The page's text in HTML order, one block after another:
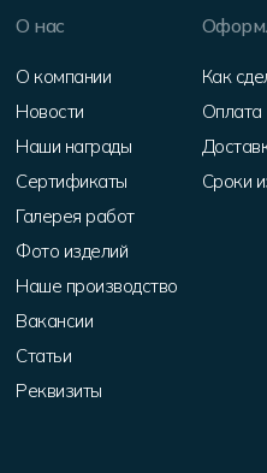
О нас
О компании
Новости
Наши награды
Сертификаты
Галерея работ
Фото изделий
Наше производство
Вакансии
Статьи
Реквизиты
Как
Оплата
Сроки